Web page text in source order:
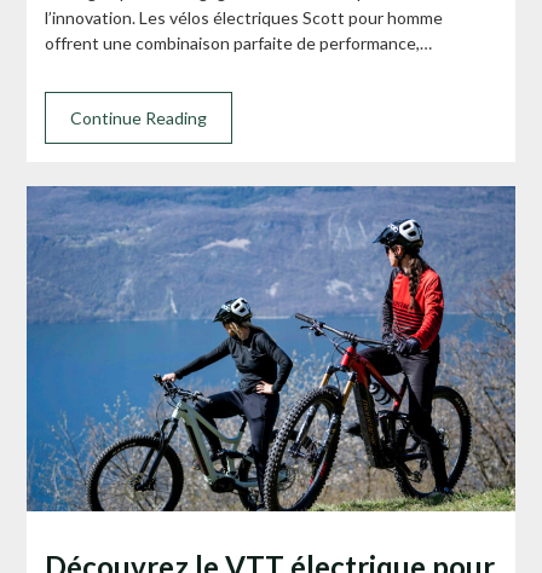
l’innovation. Les vélos électriques Scott pour homme
offrent une combinaison parfaite de performance,…
Continue Reading